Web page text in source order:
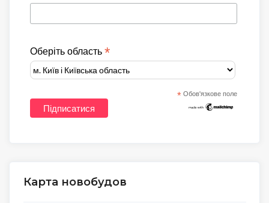
Оберіть область *
* Обов'язкове поле
Карта новобудов